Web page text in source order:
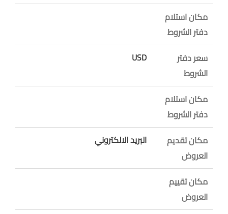
مكان استلام
دفتر الشروط
سعر دفتر
الشروط
USD
مكان استلام
دفتر الشروط
مكان تقديم
العروض
البريد الالكتروني
مكان تقييم
العروض